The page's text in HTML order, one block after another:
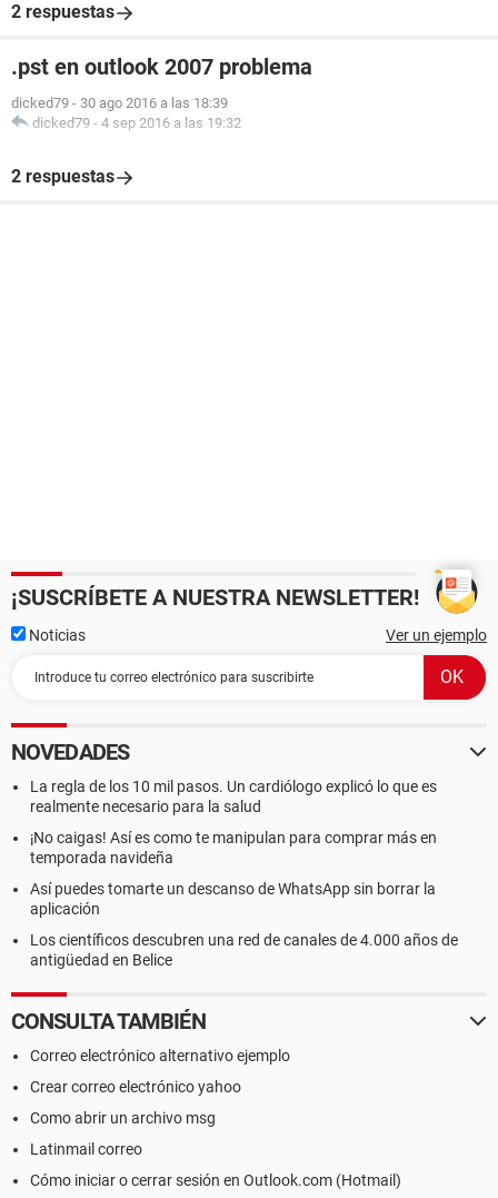
2 respuestas
.pst en outlook 2007 problema
dicked79 - 30 ago 2016 a las 18:39
dicked79 - 4 sep 2016 a las 19:32
2 respuestas
¡SUSCRÍBETE A NUESTRA NEWSLETTER!
Noticias Ver un ejemplo
NOVEDADES
La regla de los 10 mil pasos. Un cardiólogo explicó lo que es
realmente necesario para la salud
¡No caigas! Así es como te manipulan para comprar más en
temporada navideña
Así puedes tomarte un descanso de WhatsApp sin borrar la
aplicación
Los científicos descubren una red de canales de 4.000 años de
antigüedad en Belice
CONSULTA TAMBIÉN
Correo electrónico alternativo ejemplo
Crear correo electrónico yahoo
Como abrir un archivo msg
Latinmail correo
Cómo iniciar o cerrar sesión en Outlook.com (Hotmail)